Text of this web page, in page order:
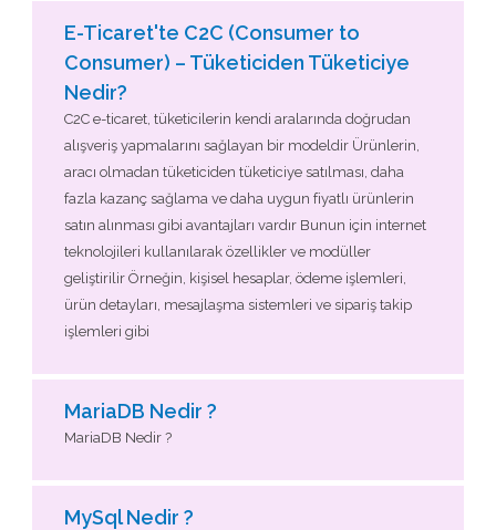
E-Ticaret'te C2C (Consumer to
Consumer) – Tüketiciden Tüketiciye
Nedir?
C2C e-ticaret, tüketicilerin kendi aralarında doğrudan
alışveriş yapmalarını sağlayan bir modeldir Ürünlerin,
aracı olmadan tüketiciden tüketiciye satılması, daha
fazla kazanç sağlama ve daha uygun fiyatlı ürünlerin
satın alınması gibi avantajları vardır Bunun için internet
teknolojileri kullanılarak özellikler ve modüller
geliştirilir Örneğin, kişisel hesaplar, ödeme işlemleri,
ürün detayları, mesajlaşma sistemleri ve sipariş takip
işlemleri gibi
MariaDB Nedir ?
MariaDB Nedir ?
MySql Nedir ?